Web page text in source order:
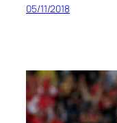
05/11/2018